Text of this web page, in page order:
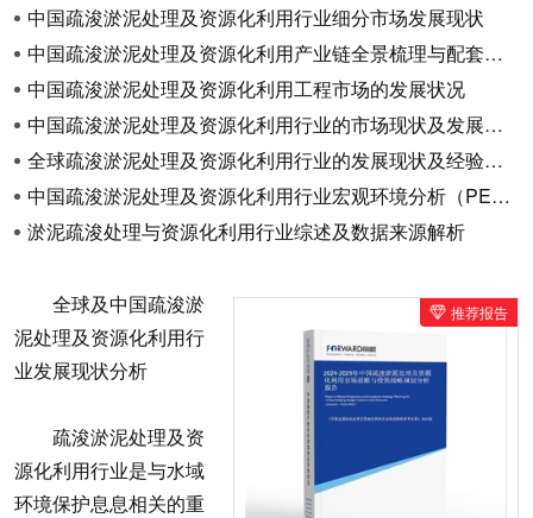
中国疏浚淤泥处理及资源化利用行业细分市场发展现状
中国疏浚淤泥处理及资源化利用产业链全景梳理与配套产业发展分析
中国疏浚淤泥处理及资源化利用工程市场的发展状况
中国疏浚淤泥处理及资源化利用行业的市场现状及发展痛点分析
全球疏浚淤泥处理及资源化利用行业的发展现状及经验借鉴
中国疏浚淤泥处理及资源化利用行业宏观环境分析（PEST）
淤泥疏浚处理与资源化利用行业综述及数据来源解析
推荐报告
全球及中国疏浚淤
泥处理及资源化利用行
业发展现状分析
疏浚淤泥处理及资
源化利用行业是与水域
环境保护息息相关的重